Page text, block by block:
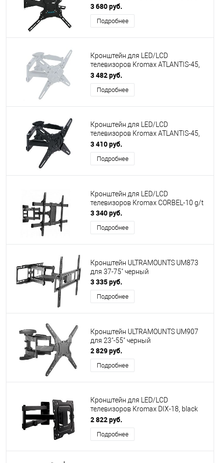
22"-65" пов/накл
3 680 руб.
Подробнее
Кронштейн для LED/LCD
телевизоров Kromax ATLANTIS-45,
white
3 482 руб.
Подробнее
Кронштейн для LED/LCD
телевизоров Kromax ATLANTIS-45,
grey
3 410 руб.
Подробнее
Кронштейн для LED/LCD
телевизоров Kromax CORBEL-10 g/t
3 340 руб.
Подробнее
Кронштейн ULTRAMOUNTS UM873
для 37-75" черный
3 335 руб.
Подробнее
Кронштейн ULTRAMOUNTS UM907
для 23"-55" черный
2 829 руб.
Подробнее
Кронштейн для LED/LCD
телевизоров Kromax DIX-18, black
22"-65"
2 822 руб.
Подробнее